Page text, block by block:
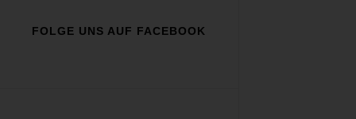
FOLGE UNS AUF FACEBOOK